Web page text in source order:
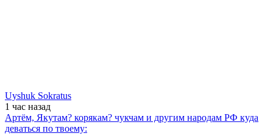
Uyshuk Sokratus
1 час назад
Артём, Якутам? корякам? чукчам и другим народам РФ куда
деваться по твоему: